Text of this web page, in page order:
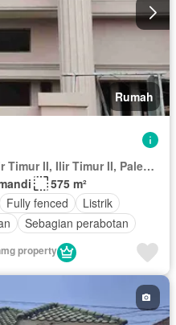
Rumah
RW 04 Kel 3 Ilir Kecamatan Ilir Timur II, Ilir Timur II, Palembang, Sumatera Selatan
575 m²
Fully fenced
Listrik
Sebagian perabotan
property